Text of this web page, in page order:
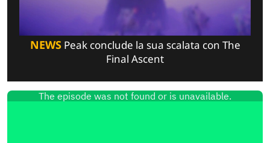
NEWSPeak conclude la sua scalata con The
Final Ascent